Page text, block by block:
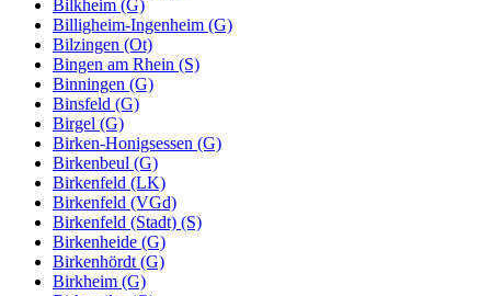
Bilkheim (G)
Billigheim-Ingenheim (G)
Bilzingen (Ot)
Bingen am Rhein (S)
Binningen (G)
Binsfeld (G)
Birgel (G)
Birken-Honigsessen (G)
Birkenbeul (G)
Birkenfeld (LK)
Birkenfeld (VGd)
Birkenfeld (Stadt) (S)
Birkenheide (G)
Birkenhördt (G)
Birkheim (G)